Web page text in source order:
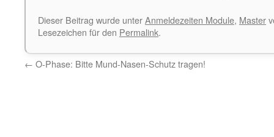
Dieser Beitrag wurde unterAnmeldezeiten Module, Master
Lesezeichen für den Permalink.
← O-Phase: Bitte Mund-Nasen-Schutz tragen!